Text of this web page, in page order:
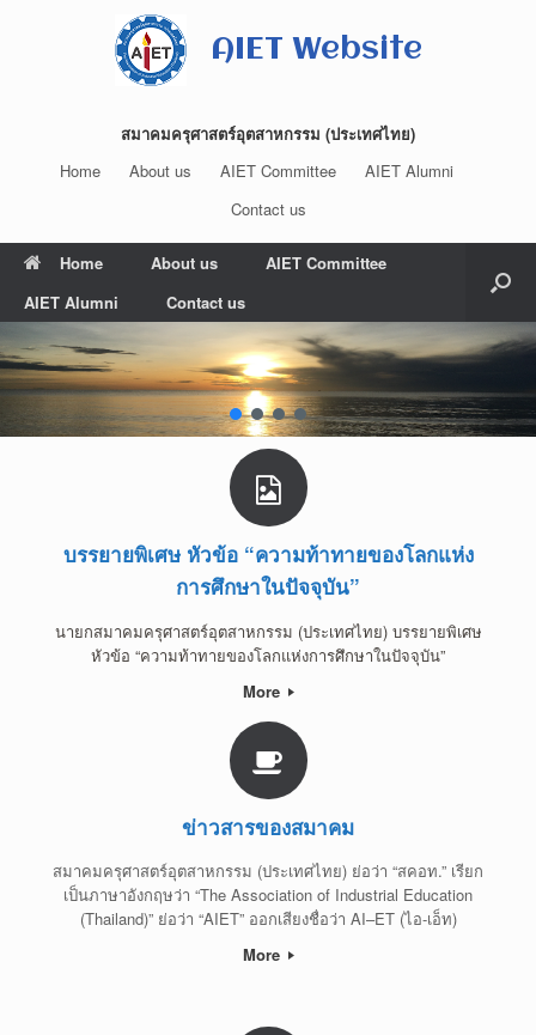
AIET Website
สมาคมครุศาสตร์อุตสาหกรรม (ประเทศไทย)
Home
About us AIET Committee
AIET Alumni
Contact us
Home About us
AIET Committee
AIET Alumni
Contact us
บรรยายพิเศษ หัวข้อ “ความท้าทายของโลกแห่ง
การศึกษาในปัจจุบัน”
นายกสมาคมครุศาสตร์อุตสาหกรรม (ประเทศไทย) บรรยายพิเศษ
หัวข้อ “ความท้าทายของโลกแห่งการศึกษาในปัจจุบัน”
More
ข่าวสารของสมาคม
สมาคมครุศาสตร์อุตสาหกรรม (ประเทศไทย) ย่อว่า “สคอท.” เรียก
เป็นภาษาอังกฤษว่า “The Association of Industrial Education
(Thailand)” ย่อว่า “AIET” ออกเสียงชื่อว่า AI–ET (ไอ-เอ็ท)
More